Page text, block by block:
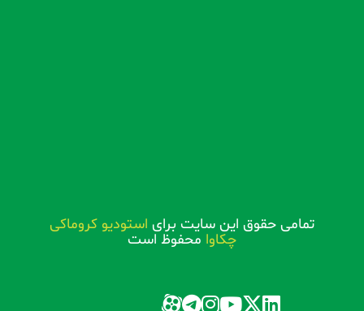
تمامی حقوق این سایت برای استودیو کروماکی
چکاوا محفوظ است